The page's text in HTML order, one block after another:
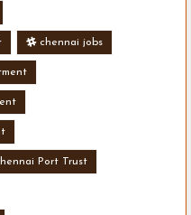
chennai jobs
Port Trust